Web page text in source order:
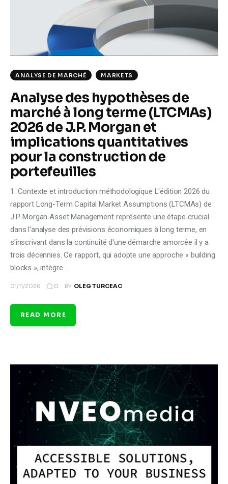
Markets
Tech
Shop
ANALYSE DE MARCHÉ MARKETS
Analyse des hypothèses de
marché à long terme (LTCMAs)
2026 de J.P. Morgan et
implications quantitatives
pour la construction de
portefeuilles
1. Contexte et introduction méthodologique L'édition 2026 du
rapport Long-Term Capital Market Assumptions (LTCMAs) de
J.P. Morgan Asset Management représente une étape crucial
dans l'analyse des prévisions économiques à long terme, en
s'inscrivant dans la continuité d'une démarche amorcée il y a
trois décennies. Ce rapport, qui adopte une approche « building
blocks », intègre…
01/11/2026 0 BY OLEG TURCEAC
READ MORE